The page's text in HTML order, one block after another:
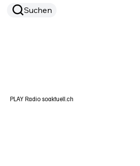
Suchen
PLAY Radio soaktuell.ch